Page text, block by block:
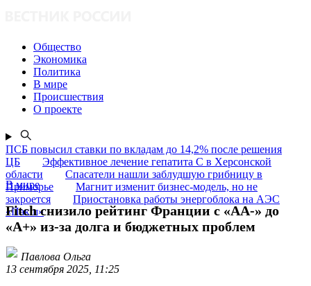
Общество
Экономика
Политика
В мире
Происшествия
О проекте
ПСБ повысил ставки по вкладам до 14,2% после решения
ЦБ
Эффективное лечение гепатита C в Херсонской
области
Спасатели нашли заблудшую грибницу в
Приморье
Магнит изменит бизнес-модель, но не
закроется
Приостановка работы энергоблока на АЭС
«Пакш»
В мире
Fitch снизило рейтинг Франции с «АА-» до
«А+» из-за долга и бюджетных проблем
Павлова Ольга
13 сентября 2025, 11:25